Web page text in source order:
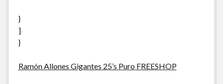
}
]
}
Ramón Allones Gigantes 25’s Puro FREESHOP